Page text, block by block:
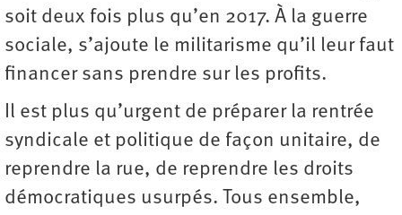
soit deux fois plus qu’en 2017. À la guerre
sociale, s’ajoute le militarisme qu’il leur faut
financer sans prendre sur les profits.
Il est plus qu’urgent de préparer la rentrée
syndicale et politique de façon unitaire, de
reprendre la rue, de reprendre les droits
démocratiques usurpés. Tous ensemble,